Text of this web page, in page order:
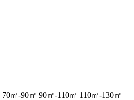
70㎡-90㎡ 90㎡-110㎡ 110㎡-130㎡